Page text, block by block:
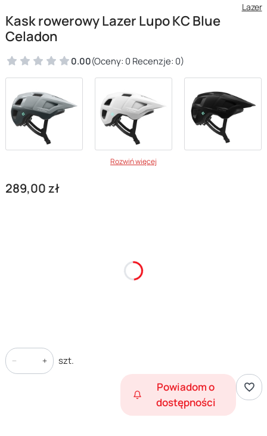
Lazer
Kask rowerowy Lazer Lupo KC Blue
Celadon
0.00(Oceny: 0 Recenzje: 0)
Rozwiń więcej
Cena
289,00 zł
szt.
Powiadom o
dostępności